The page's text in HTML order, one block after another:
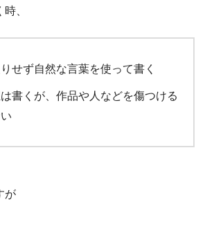
、
せず自然な言葉を使って書く
書くが、作品や人などを傷つける
が